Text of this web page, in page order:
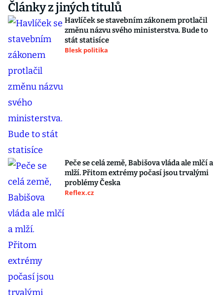
Články z jiných titulů
Havlíček se stavebním zákonem protlačil
změnu názvu svého ministerstva. Bude to
stát statisíce
Blesk politika
Peče se celá země, Babišova vláda ale mlčí a
mlží. Přitom extrémy počasí jsou trvalými
problémy Česka
Reflex.cz